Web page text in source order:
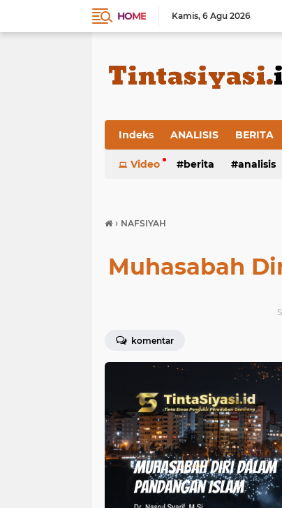
HOME Kamis 6 Agu 2026
Indeks ANALISIS BERITA
Video berita analisis
› NAFSIYAH
Muhasabah
komentar